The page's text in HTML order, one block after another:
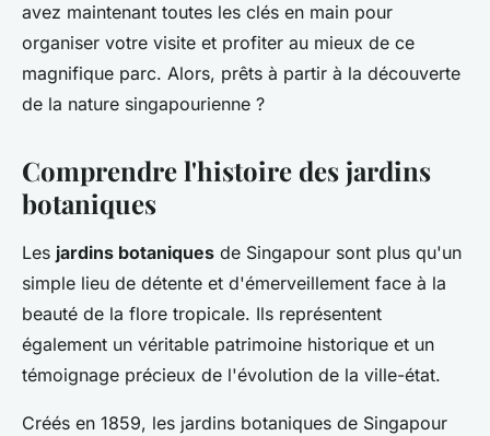
avez maintenant toutes les clés en main pour
organiser votre visite et profiter au mieux de ce
magnifique parc. Alors, prêts à partir à la découverte
de la nature singapourienne ?
Comprendre l'histoire des jardins
botaniques
Les jardins botaniques de Singapour sont plus qu'un
simple lieu de détente et d'émerveillement face à la
beauté de la flore tropicale. Ils représentent
également un véritable patrimoine historique et un
témoignage précieux de l'évolution de la ville-état.
Créés en 1859, les jardins botaniques de Singapour